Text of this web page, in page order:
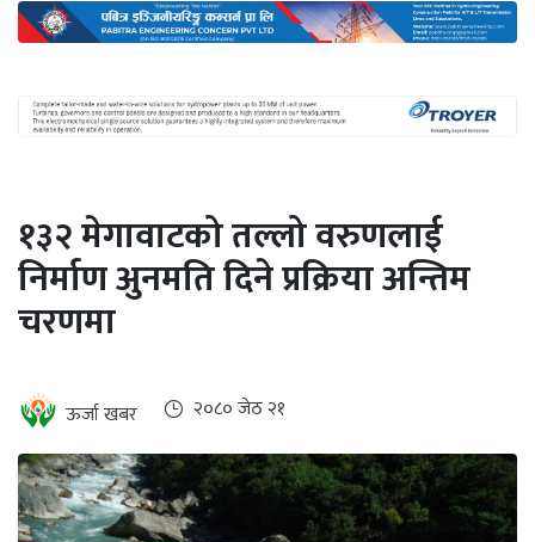
ऊर्जा
दक्षता
खबर
हरित
हाइड्रोजन
सम्पादकीय
बैंक
पर्यटन
१३२ मेगावाटको तल्लो वरुणलाई
निर्माण अुनमति दिने प्रक्रिया अन्तिम
चरणमा
ऊर्जा खबर २०८० जेठ २१